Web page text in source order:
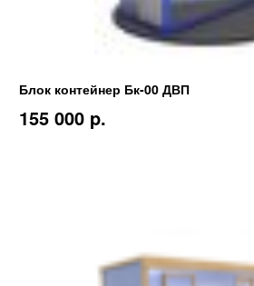
Блок контейнер Бк-00 ДВП
155 000 p.